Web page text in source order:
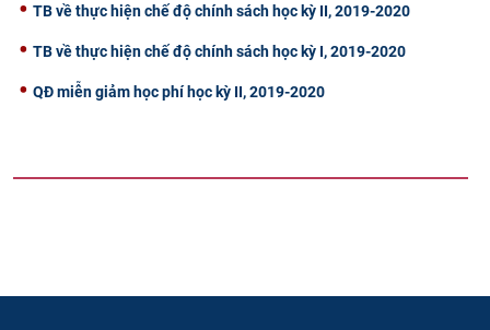
TB về thực hiện chế độ chính sách học kỳ II, 2019-2020
TB về thực hiện chế độ chính sách học kỳ I, 2019-2020
QĐ miễn giảm học phí học kỳ II, 2019-2020